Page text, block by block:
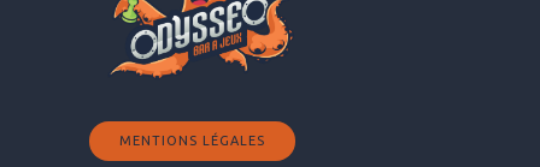
MENTIONS LÉGALES